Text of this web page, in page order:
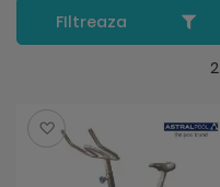
2
Salveaza
FIltreaza